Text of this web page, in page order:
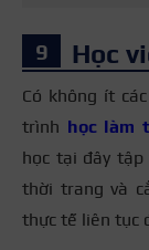
Học
Có không ít
trình học làm
học tại đây tập
thời trang và
thực tế liên tục